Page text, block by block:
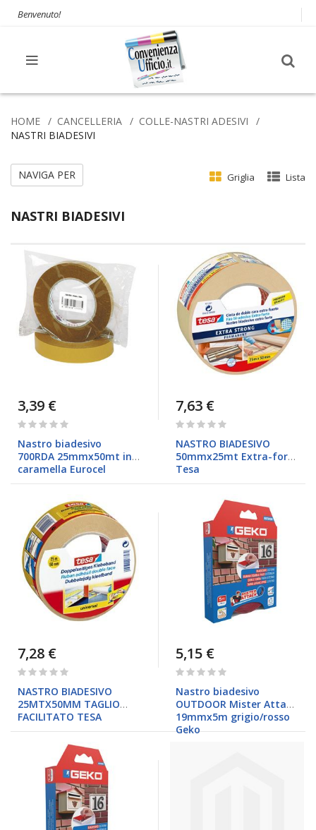
Benvenuto!
HOME CANCELLERIA
COLLE-NASTRI ADESIVI
NASTRI BIADESIVI
NASTRI BIADESIVI
Griglia Lista
3,39 €
Rating:
Nastro biadesivo
700RDA 25mmx50mt in
caramella Eurocel
7,63 €
Rating:
NASTRO BIADESIVO
50mmx25mt Extra-forte
Tesa
7,28 €
Rating:
NASTRO BIADESIVO
25MTX50MM TAGLIO
FACILITATO TESA
5,15 €
Rating:
Nastro biadesivo
OUTDOOR Mister Attach
19mmx5m grigio/rosso
Geko
NAVIGA PER